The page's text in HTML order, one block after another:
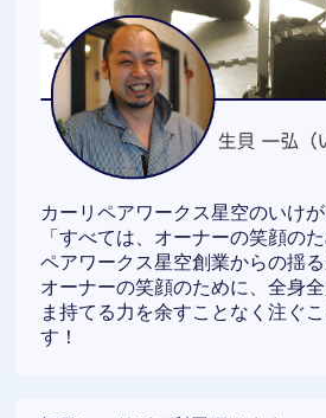
カーリペアワークス星空のいけが
「すべては、オーナーの笑顔の
ペアワークス星空創業からの揺る
オーナーの笑顔のために、全身
ま持てる力を余すことなく注ぐ
す！